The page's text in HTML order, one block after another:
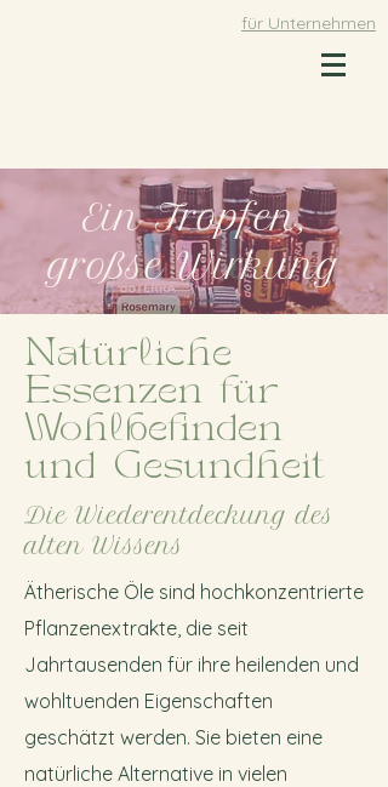
für Unternehmen
Ein Tropfen,
großse Wirkung
Natürliche
Essenzen für
Wohlbefinden
und Gesundheit
Die Wiederentdeckung des
alten Wissens
Ätherische Öle sind hochkonzentrierte
Pflanzenextrakte, die seit
Jahrtausenden für ihre heilenden und
wohltuenden Eigenschaften
geschätzt werden. Sie bieten eine
natürliche Alternative in vielen